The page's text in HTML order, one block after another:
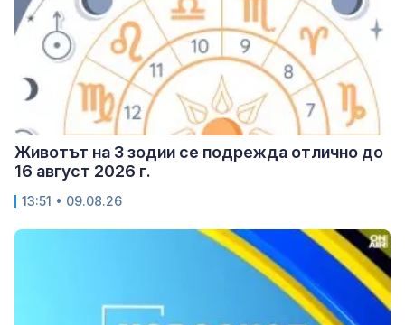
Животът на 3 зодии се подрежда отлично до
16 август 2026 г.
13:51 • 09.08.26